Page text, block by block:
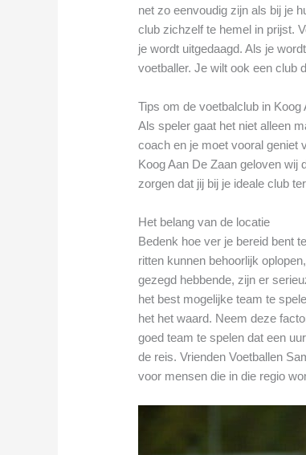
net zo eenvoudig zijn als bij je
club zichzelf te hemel in prijst.
je wordt uitgedaagd. Als je
voetballer. Je wilt ook een club
Tips om de voetbalclub in
Als speler gaat het niet alleen
coach en je moet vooral geniet
Koog Aan De Zaan geloven wij
zorgen dat jij bij je ideale club
Het belang van de locatie
Bedenk hoe ver je bereid bent
ritten kunnen behoorlijk
gezegd hebbende, zijn er
het best mogelijke team te
het het waard. Neem deze
goed team te spelen dat een
de reis. Vrienden Voetballen
voor mensen die in die regio